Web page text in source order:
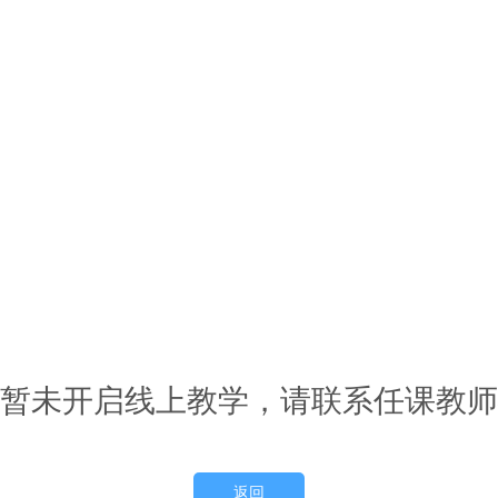
未开启线上教学，请联系任课教